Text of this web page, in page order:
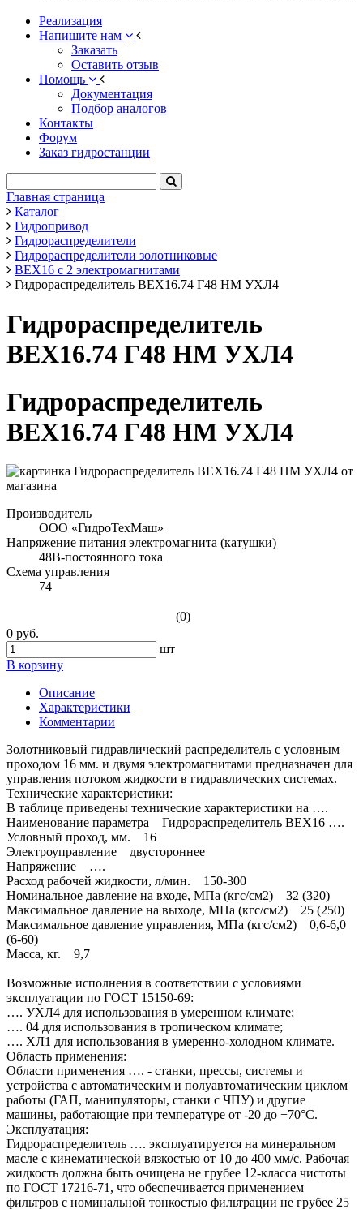
Реализация
Напишите нам
Заказать
Оставить отзыв
Помощь
Документация
Подбор аналогов
Контакты
Форум
Заказ гидростанции
Главная страница
Каталог
Гидропривод
Гидрораспределители
Гидрораспределители золотниковые
ВЕХ16 с 2 электромагнитами
Гидрораспределитель ВЕХ16.74 Г48 НМ УХЛ4
Гидрораспределитель
ВЕХ16.74 Г48 НМ УХЛ4
Гидрораспределитель
ВЕХ16.74 Г48 НМ УХЛ4
Производитель
ООО «ГидроТехМаш»
Напряжение питания электромагнита (катушки)
48В-постоянного тока
Схема управления
74
(0)
0 руб.
шт
В корзину
Описание
Характеристики
Комментарии
Золотниковый гидравлический распределитель с условным
проходом 16 мм. и двумя электромагнитами предназначен для
управления потоком жидкости в гидравлических системах.
Технические характеристики:
В таблице приведены технические характеристики на ….
Наименование параметра Гидрораспределитель ВЕХ16 ….
Условный проход, мм. 16
Электроуправление двустороннее
Напряжение ….
Расход рабочей жидкости, л/мин. 150-300
Номинальное давление на входе, МПа (кгс/см2) 32 (320)
Максимальное давление на выходе, МПа (кгс/см2) 25 (250)
Максимальное давление управления, МПа (кгс/см2) 0,6-6,0
(6-60)
Масса, кг. 9,7
Возможные исполнения в соответствии с условиями
эксплуатации по ГОСТ 15150-69:
…. УХЛ4 для использования в умеренном климате;
…. 04 для использования в тропическом климате;
…. ХЛ1 для использования в умеренно-холодном климате.
Область применения:
Области применения …. - станки, прессы, системы и
устройства с автоматическим и полуавтоматическим циклом
работы (ГАП, манипуляторы, станки с ЧПУ) и другие
машины, работающие при температуре от -20 до +70°C.
Эксплуатация:
Гидрораспределитель …. эксплуатируется на минеральном
масле с кинематической вязкостью от 10 до 400 мм/с. Рабочая
жидкость должна быть очищена не грубее 12-класса чистоты
по ГОСТ 17216-71, что обеспечивается применением
фильтров с номинальной тонкостью фильтрации не грубее 25